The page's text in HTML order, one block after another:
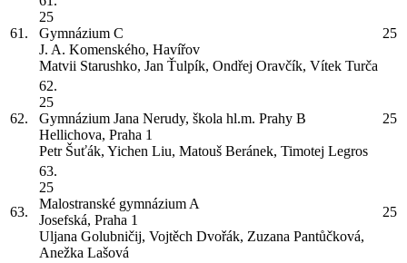
61.
25
Gymnázium C
J. A. Komenského, Havířov
Matvii Starushko, Jan Ťulpík, Ondřej Oravčík, Vítek Turča
25
62.
62.
25
Gymnázium Jana Nerudy, škola hl.m. Prahy B
Hellichova, Praha 1
Petr Šuťák, Yichen Liu, Matouš Beránek, Timotej Legros
25
63.
63.
25
Malostranské gymnázium A
Josefská, Praha 1
Uljana Golubničij, Vojtěch Dvořák, Zuzana Pantůčková,
Anežka Lašová
25